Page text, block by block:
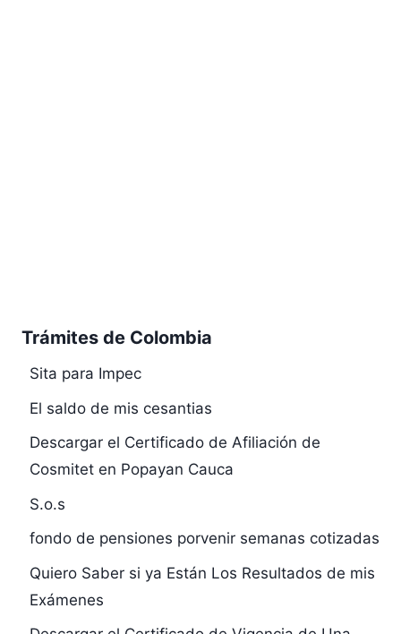
Trámites de Colombia
Sita para Impec
El saldo de mis cesantias
Descargar el Certificado de Afiliación de
Cosmitet en Popayan Cauca
S.o.s
fondo de pensiones porvenir semanas cotizadas
Quiero Saber si ya Están Los Resultados de mis
Exámenes